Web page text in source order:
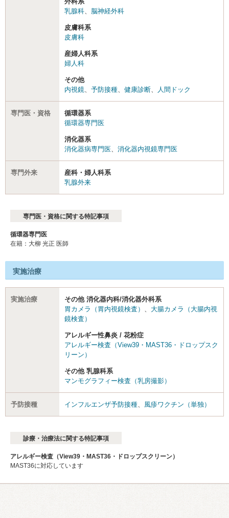
乳腺科、 脳神経外科
皮膚科系
皮膚科
産婦人科系
婦人科
その他
内視鏡、 予防接種、 健康診断、 人間ドック
専門医・資格
循環器系
循環器専門医
消化器系
消化器病専門医、 消化器内視鏡専門医
専門外来
産科・婦人科系
乳腺外来
専門医・資格に関する特記事項
循環器専門医
在籍：大柳 光正 医師
実施治療
実施治療
その他 消化器内科/消化器外科系
胃カメラ（胃内視鏡検査） 、 大腸カメラ（大腸内視
鏡検査）
アレルギー性鼻炎 / 花粉症
アレルギー検査（View39・MAST36・ドロップスク
リーン）
その他 乳腺科系
マンモグラフィー検査（乳房撮影）
予防接種 インフルエンザ予防接種、 風疹ワクチン（単独）
診療・治療法に関する特記事項
アレルギー検査（View39・MAST36・ドロップスクリーン）
MAST36に対応しています